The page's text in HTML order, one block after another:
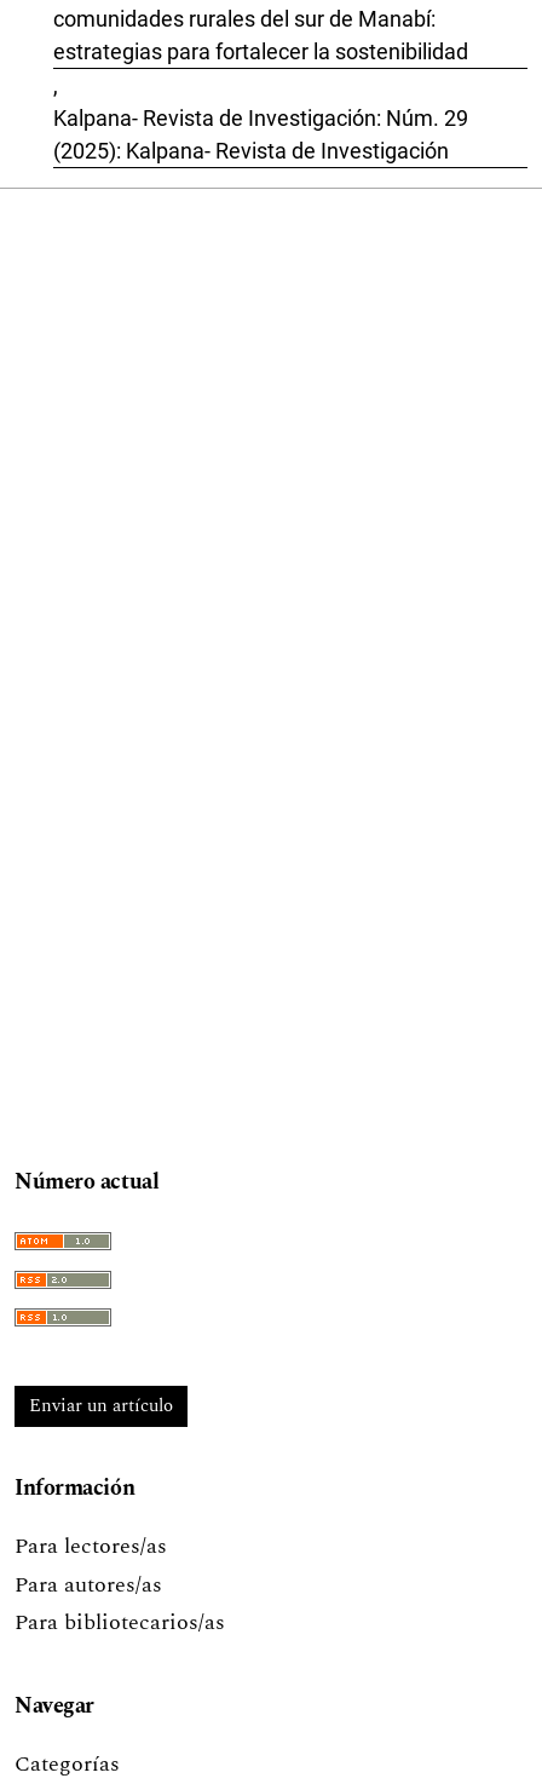
comunidades rurales del sur de Manabí:
estrategias para fortalecer la sostenibilidad
,
Kalpana- Revista de Investigación: Núm. 29
(2025): Kalpana- Revista de Investigación
Número actual
Enviar un artículo
Información
Para lectores/as
Para autores/as
Para bibliotecarios/as
Navegar
Categorías